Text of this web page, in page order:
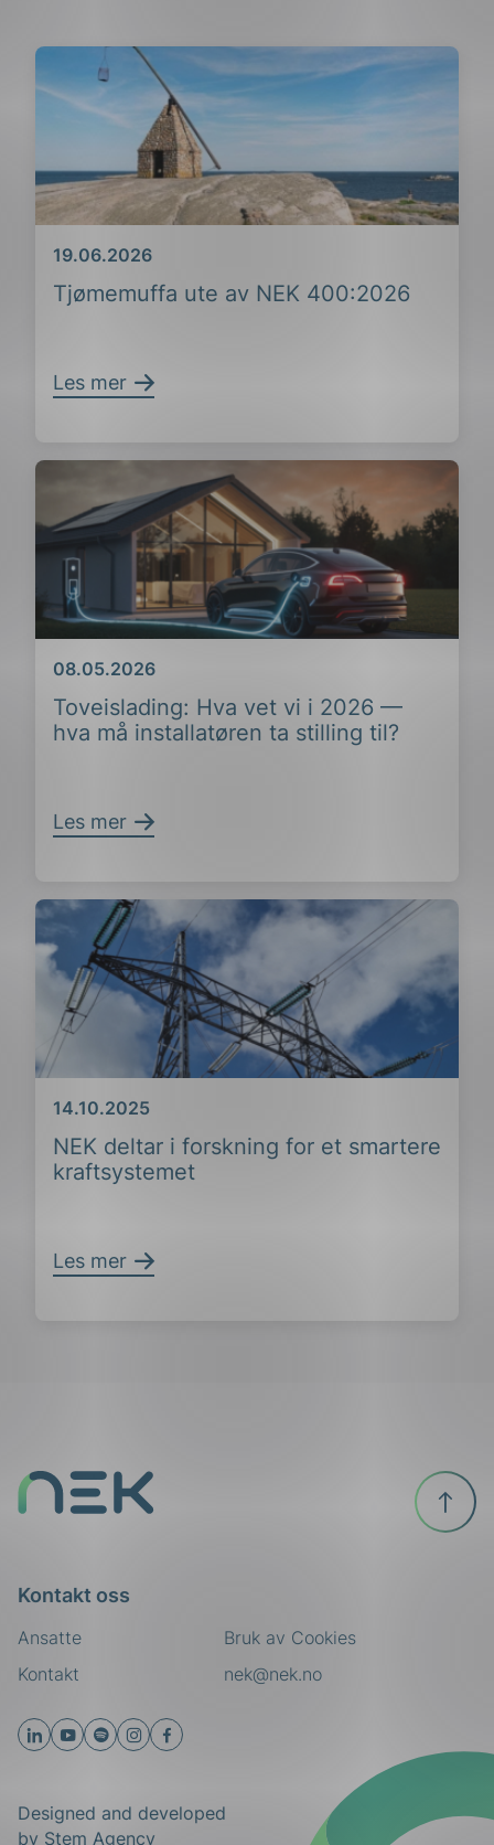
Tjømemuffa ute av NEK 400:2026
Dato
19.06.2026
Les mer
Toveislading: Hva vet vi i 2026 —
hva må installatøren ta stilling til?
Dato
08.05.2026
Les mer
NEK deltar i forskning for et smartere
kraftsystemet
Dato
14.10.2025
Les mer
Kontakt oss
Ansatte
nek@nek.no
Kontakt
Bruk av Cookies
Designed and developed
by Stem Agency
Til
toppen